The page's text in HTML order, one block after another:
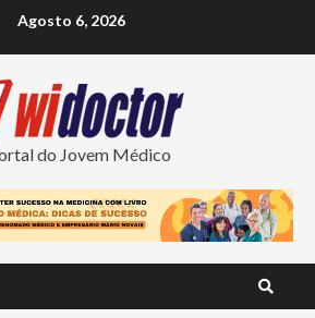
Agosto 6, 2026
do Jovem Médico